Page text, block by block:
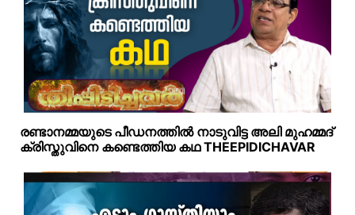
രണ്ടാനമ്മയുടെ പീഡനത്തിൽ നാടുവിട്ട അലി മുഹമ്മദ്
ക്രിസ്തുവിനെ കണ്ടെത്തിയ കഥ THEEPIDICHAVAR